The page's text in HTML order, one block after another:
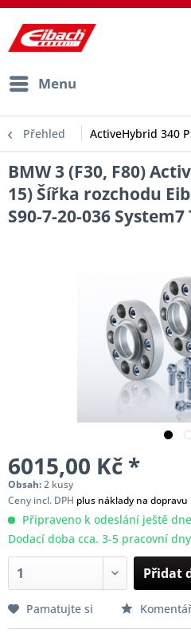
Menu
Přehled ActiveHybrid 340
BMW 3 (F30, F80)
15) Šířka rozchodu
S90-7-20-036
6015,00 Kč *
Obsah:2 kusy
Ceny incl. DPH plus náklady na dopravu
Připraveno k odeslání ještě
Dodací doba cca. 3-5 pracovní dny
Přidat
Pamatujte si